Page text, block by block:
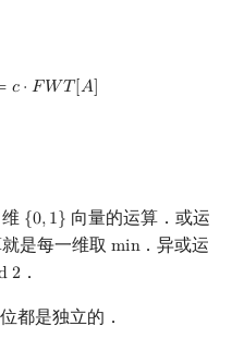
𝑐⋅ 𝐹 𝑊𝑇 [𝐴]
c ⋅FWT[A]
维 {0,1}
{0,1 }
向量的运算．或运
是每一维取 min
min．异或运
2
2 ．
都是独立的．